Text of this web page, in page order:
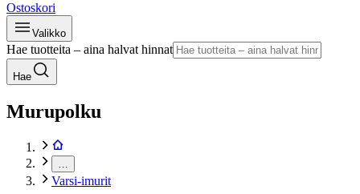
Ostoskori
Valikko
Hae tuotteita – aina halvat hinnat
Hae
Murupolku
Varsi-imurit